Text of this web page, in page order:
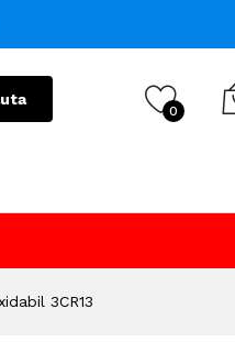
0
3CR13